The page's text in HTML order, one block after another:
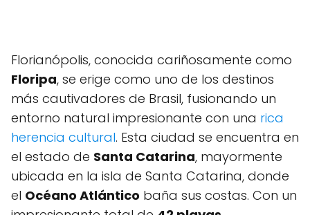
Florianópolis, conocida cariñosamente como
Floripa, se erige como uno⁤ de los destinos
más cautivadores de Brasil, fusionando un
entorno natural impresionante con una rica
herencia cultural. Esta ciudad se ⁤encuentra en
el estado de Santa Catarina,​ mayormente
ubicada en⁣ la isla de Santa Catarina, ⁣donde
el Océano Atlántico baña ⁣sus costas. Con ​un